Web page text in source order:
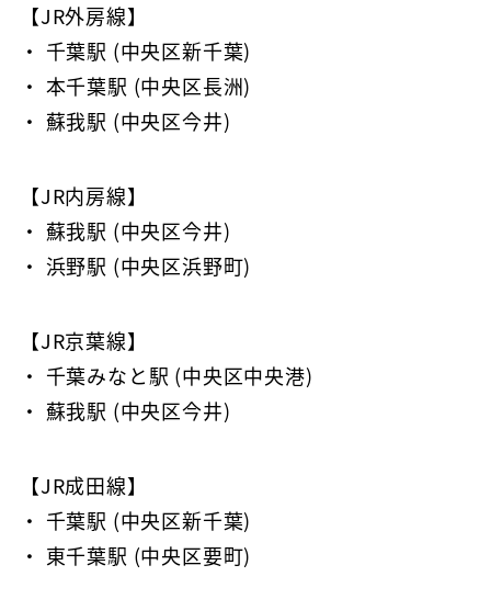
【JR外房線】
・ 千葉駅 (中央区新千葉)
・ 本千葉駅 (中央区長洲)
・ 蘇我駅 (中央区今井)
【JR内房線】
・ 蘇我駅 (中央区今井)
・ 浜野駅 (中央区浜野町)
【JR京葉線】
・ 千葉みなと駅 (中央区中央港)
・ 蘇我駅 (中央区今井)
【JR成田線】
・ 千葉駅 (中央区新千葉)
・ 東千葉駅 (中央区要町)